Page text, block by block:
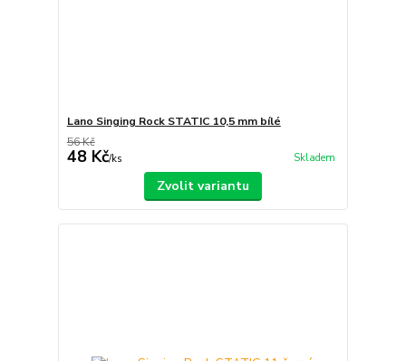
Lano Singing Rock STATIC 10,5 mm bílé
56 Kč
48 Kč/ks Skladem
Zvolit variantu